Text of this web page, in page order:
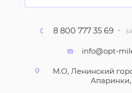
8 800 777 35 69
info@opt-
М.О, Ленинский
Апаринки,